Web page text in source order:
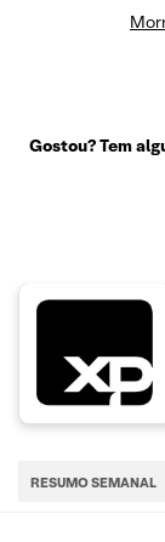
Gostou? Tem
RESUMO SEMANAL